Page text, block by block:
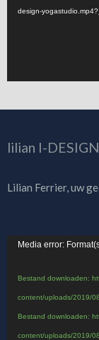
design-
lilian I-DESIGN
Lilian Ferrier, uw
Videospeler
Media error:
Bestand downloaden:
content/uploads/2019/
Bestand downloaden:
content/uploads/2019/